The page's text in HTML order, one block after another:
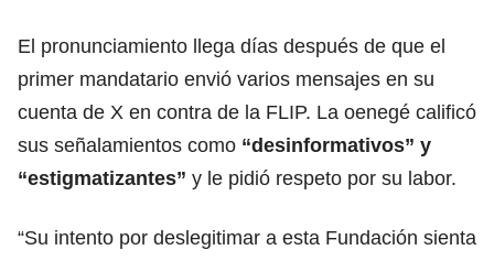
El pronunciamiento llega días después de que el
primer mandatario envió varios mensajes en su
cuenta de X en contra de la FLIP. La oenegé calificó
sus señalamientos como “desinformativos” y
“estigmatizantes” y le pidió respeto por su labor.
“Su intento por deslegitimar a esta Fundación sienta